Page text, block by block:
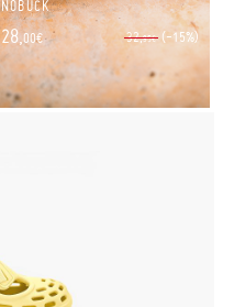
NOBUCK
32,95€ (-15%)
28,00€